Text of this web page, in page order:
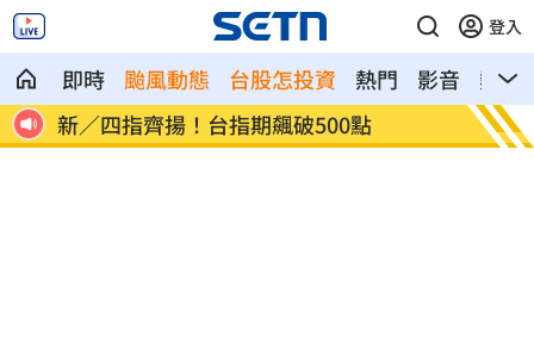
登入
即時 颱風動態 台股怎投資 熱門 影音
熱搜
新／四指齊揚！台指期飆破500點 慈濟